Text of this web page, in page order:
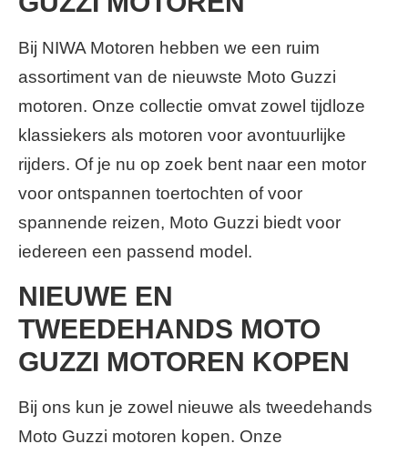
Bij NIWA Motoren hebben we een ruim
assortiment van de nieuwste Moto Guzzi
motoren. Onze collectie omvat zowel tijdloze
klassiekers als motoren voor avontuurlijke
rijders. Of je nu op zoek bent naar een motor
voor ontspannen toertochten of voor
spannende reizen, Moto Guzzi biedt voor
iedereen een passend model.
NIEUWE EN
TWEEDEHANDS MOTO
GUZZI MOTOREN KOPEN
Bij ons kun je zowel nieuwe als tweedehands
Moto Guzzi motoren kopen. Onze